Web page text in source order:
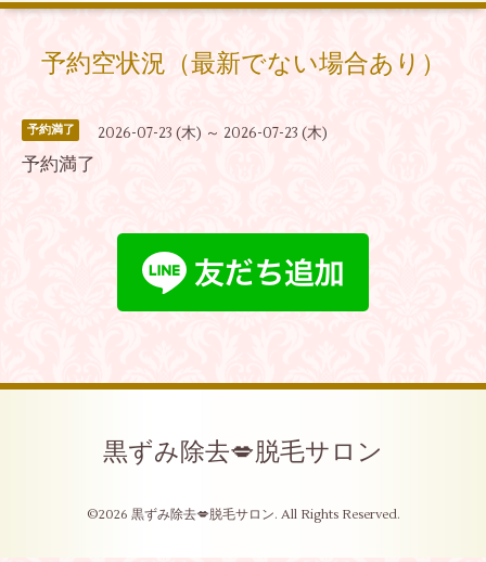
予約空状況（最新でない場合あり）
予約満了 2026-07-23 (木) ～ 2026-07-23 (木)
予約満了
黒ずみ除去💋脱毛サロン
©2026 黒ずみ除去💋脱毛サロン. All Rights Reserved.